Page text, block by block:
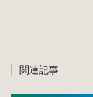
関連記事